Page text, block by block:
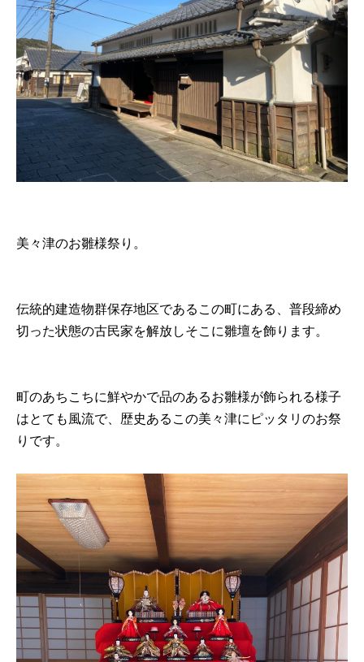
美々津のお雛様祭り。
伝統的建造物群保存地区であるこの町にある、普段締め
切った状態の古民家を解放しそこに雛壇を飾ります。
町のあちこちに鮮やかで品のあるお雛様が飾られる様子
はとても風流で、歴史あるこの美々津にピッタリのお祭
りです。